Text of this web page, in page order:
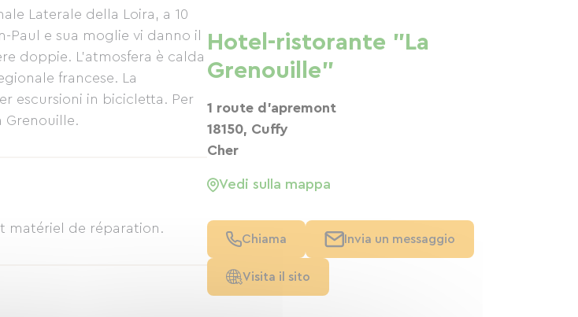
Laterale della Loira, a 10
Paul e sua moglie vi danno il
doppie. L'atmosfera è calda
francese. La
escursioni in bicicletta. Per
Grenouille.
matériel de réparation.
Hotel-ristorante "La
Grenouille"
1 route d'apremont
18150, Cuffy
Cher
Vedi sulla mappa
Chiama Invia un messaggio
Visita il sito